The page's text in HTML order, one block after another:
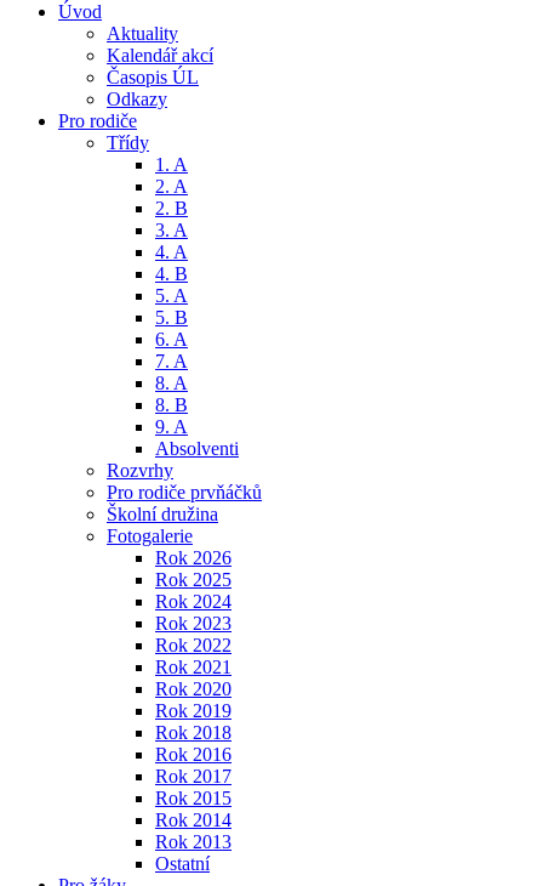
Úvod
Aktuality
Kalendář akcí
Časopis ÚL
Odkazy
Pro rodiče
Třídy
1. A
2. A
2. B
3. A
4. A
4. B
5. A
5. B
6. A
7. A
8. A
8. B
9. A
Absolventi
Rozvrhy
Pro rodiče prvňáčků
Školní družina
Fotogalerie
Rok 2026
Rok 2025
Rok 2024
Rok 2023
Rok 2022
Rok 2021
Rok 2020
Rok 2019
Rok 2018
Rok 2016
Rok 2017
Rok 2015
Rok 2014
Rok 2013
Ostatní